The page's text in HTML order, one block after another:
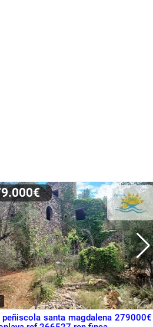
peñiscola santa magdalena 279000€